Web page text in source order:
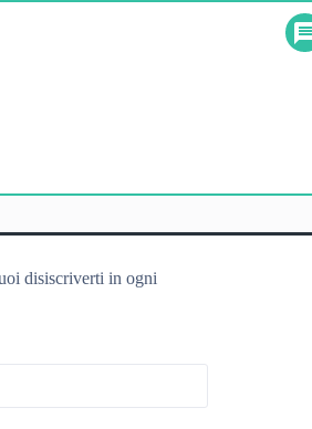
disiscriverti in ogni